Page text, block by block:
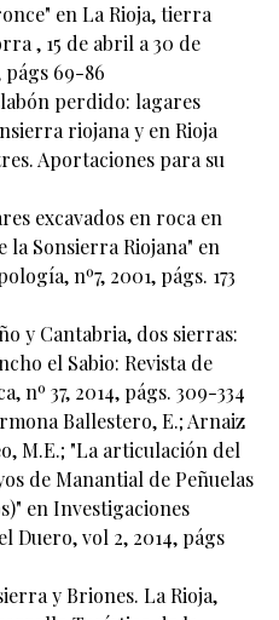
en La Rioja, tierra
, 15 de abril a 30 de
69-86
perdido: lagares
riojana y en Rioja
Aportaciones para su
excavados en roca en
la Sonsierra Riojana" en
nº7, 2001, págs. 173
y Cantabria, dos sierras:
el Sabio: Revista de
nº 37, 2014, págs. 309-334
Ballestero, E.; Arnaiz
M.E.; "La articulación del
de Manantial de Peñuelas
en Investigaciones
Duero, vol 2, 2014, págs
y Briones. La Rioja,